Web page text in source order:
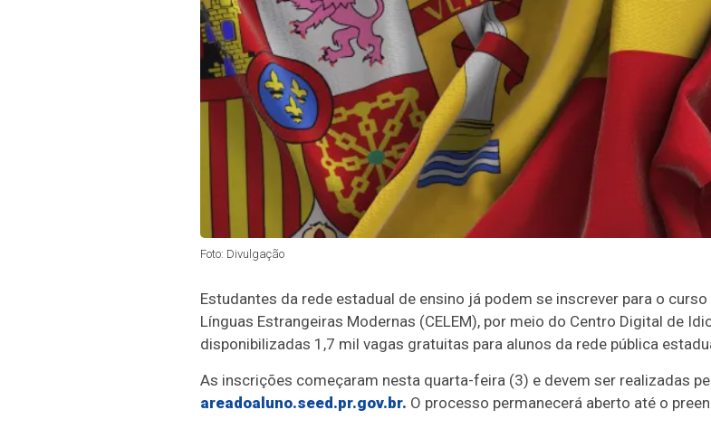
Foto: Divulgação
Estudantes da rede estadual de ensino já podem se inscrever para o
Línguas Estrangeiras Modernas (CELEM), por meio do Centro Digital de
disponibilizadas 1,7 mil vagas gratuitas para alunos da rede pública
As inscrições começaram nesta quarta-feira (3) e devem ser realizadas
areadoaluno.seed.pr.gov.br. O processo permanecerá aberto até o